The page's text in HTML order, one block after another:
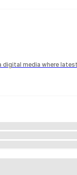
digital media where